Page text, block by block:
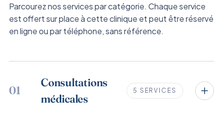
Parcourez nos services par catégorie. Chaque service
est offert sur place à cette clinique et peut être réservé
en ligne ou par téléphone, sans référence.
01
Consultations
médicales
5 SERVICES